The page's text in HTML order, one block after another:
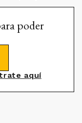
poder
aquí